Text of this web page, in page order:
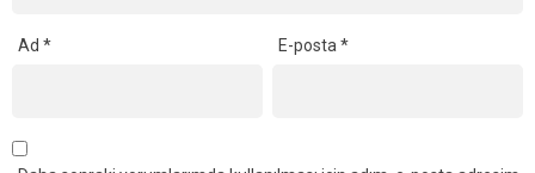
Ad * E-posta*